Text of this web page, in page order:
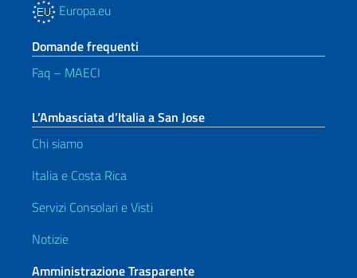
Europa.eu
Domande frequenti
Faq – MAECI
L’Ambasciata d’Italia a San Jose
Chi siamo
Italia e Costa Rica
Servizi Consolari e Visti
Notizie
Amministrazione Trasparente